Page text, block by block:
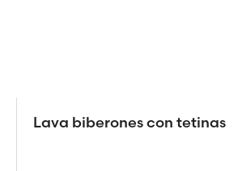
Lava biberones con tetinas